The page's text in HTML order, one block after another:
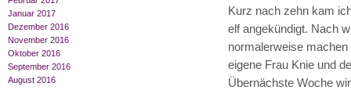
Januar 2017
Dezember 2016
November 2016
Oktober 2016
September 2016
August 2016
Kurz nach zehn kam
elf angekündigt. Nach
normalerweise
eigene Frau Knie und
Übernächste Woche